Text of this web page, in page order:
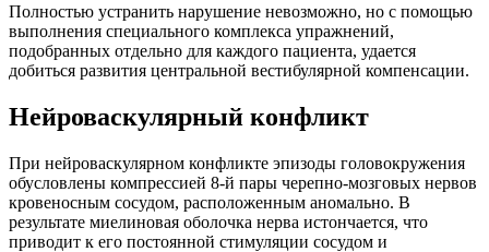
Полностью устранить нарушение невозможно, но с помощью
выполнения специального комплекса упражнений,
подобранных отдельно для каждого пациента, удается
добиться развития центральной вестибулярной компенсации.
Нейроваскулярный конфликт
При нейроваскулярном конфликте эпизоды головокружения
обусловлены компрессией 8-й пары черепно-мозговых нервов
кровеносным сосудом, расположенным аномально. В
результате миелиновая оболочка нерва истончается, что
приводит к его постоянной стимуляции сосудом и